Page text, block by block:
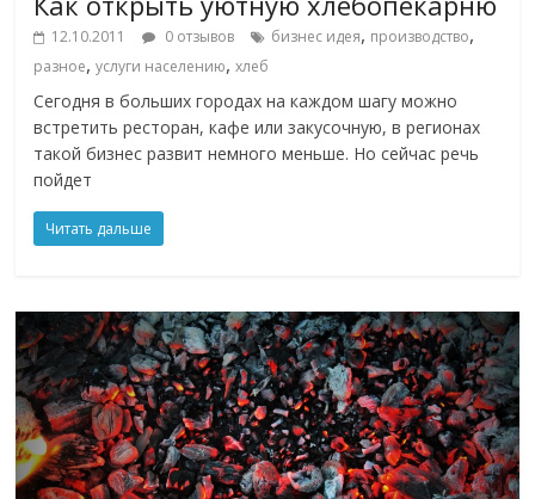
12.10.2011 0 отзывов бизнес идея, производство,
разное,услуги населению,хлеб
Сегодня в больших городах на каждом шагу можно
встретить ресторан, кафе или закусочную, в регионах
такой бизнес развит немного меньше. Но сейчас речь
пойдет
Читать дальше